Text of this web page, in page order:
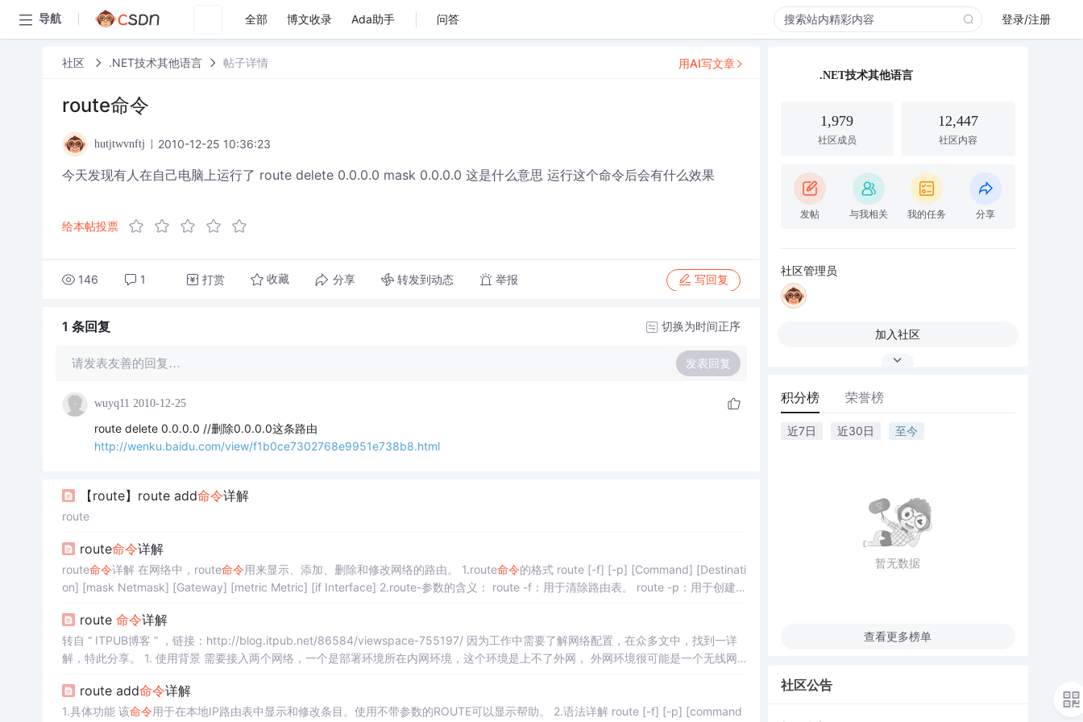
导航 全部 博文收录 Ada助手 问答 登录/注册
社区 .NET技术其他语言 帖子详情
route命令
hutjtwvnftj 2010-12-25 10:36:23
今天发现有人在自己电脑上运行了 route delete 0.0.0.0 mask 0.0.0.0 这是什么意思 运行这个命令后会有什么效果
给本帖投票
146 1 打赏 收藏 分享 转发到动态 举报 写回复
用AI写文章
1 条回复 切换为时间正序
请发表友善的回复… 发表回复
wuyq11 2010-12-25
route delete 0.0.0.0 //删除0.0.0.0这条路由
http://wenku.baidu.com/view/f1b0ce7302768e9951e738b8.html
【route】route add命令详解
route
route命令详解
route命令 详解 在网络中，route命令 用来显示、添加、删除和修改网络的路由。 1.route命令的格式 route [-f] [-p] [Command] [Destinati
on] [mask Netmask] [Gateway] [metric Metric] [if Interface] 2.route-参数的含义： route -f：用于清除路由表。 route -p：用于创建永
route 命令详解
转自 “ ITPUB博客 ” ，链接：http://blog.itpub.net/86584/viewspace-755197/ 因为工作中需要了解网络配置，在众多文中，找到一详
解，特此分享。 1. 使用背景 需要接入两个网络，一个是部署环境所在内网环境，这个环境是上不了外网， 外网环境很可能是一个无线网
route add命令详解
1.具体功能 该命令用于在本地IP路由表中显示和修改条目。使用不带参数的ROUTE可以显示帮助。 2.语法详解 route [-f] [-p] [command
.NET技术其他语言
1,979
社区成员
12,447
社区内容
发帖 与我相关 我的任务 分享
社区管理员
加入社区
积分榜 荣誉榜
近7日 近30日 至今
暂无数据
查看更多榜单
社区公告